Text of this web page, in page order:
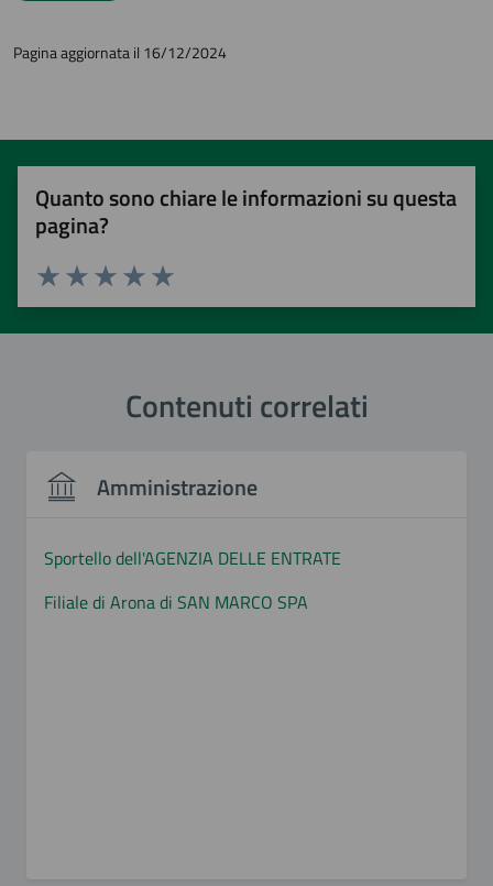
Pagina aggiornata il 16/12/2024
Quanto sono chiare le informazioni su questa
pagina?
Valuta 5 stelle su 5
Valuta 4 stelle su 5
Valuta 3 stelle su 5
Valuta 2 stelle su 5
Valuta 1 stelle su 5
Contenuti correlati
Amministrazione
Sportello dell'AGENZIA DELLE ENTRATE
Filiale di Arona di SAN MARCO SPA